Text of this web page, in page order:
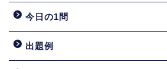
今日の1問
出題例